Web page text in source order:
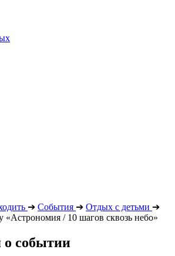
➔ События ➔ Отдых с детьми ➔
/ 10 шагов сквозь небо»
событии